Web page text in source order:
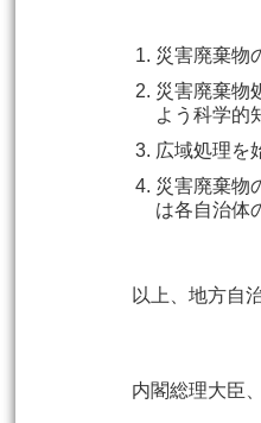
災害廃棄物
災害廃棄物
よう科学的
広域処理を
災害廃棄物
は各自治体
以上、地方自
内閣総理大臣